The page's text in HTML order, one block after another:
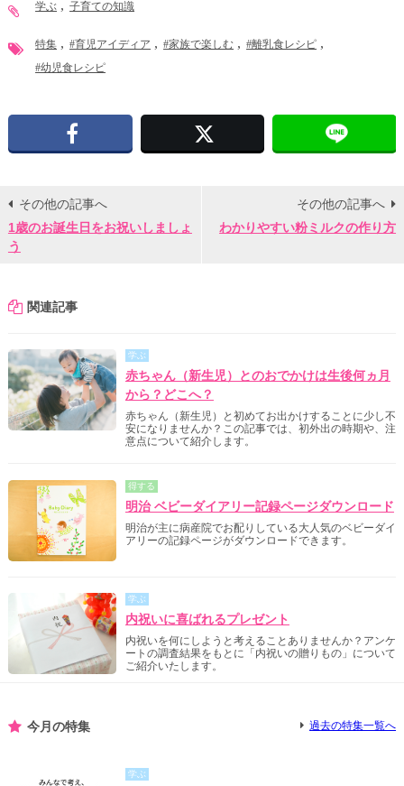
学ぶ 子育ての知識
特集 #育児アイディア #家族で楽しむ #離乳食レシピ
#幼児食レシピ
その他の記事へ
1歳のお誕生日をお祝いしましょ
う
その他の記事へ
わかりやすい粉ミルクの作り方
関連記事
学ぶ
赤ちゃん（新生児）とのおでかけは生後何ヵ月
から？どこへ？
赤ちゃん（新生児）と初めてお出かけすることに少し不
安になりませんか？この記事では、初外出の時期や、注
意点について紹介します。
得する
明治 ベビーダイアリー記録ページダウンロード
明治が主に病産院でお配りしている大人気のベビーダイ
アリーの記録ページがダウンロードできます。
学ぶ
内祝いに喜ばれるプレゼント
内祝いを何にしようと考えることありませんか？アンケ
ートの調査結果をもとに「内祝いの贈りもの」について
ご紹介いたします。
今月の特集 過去の特集一覧へ
学ぶ